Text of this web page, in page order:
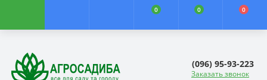
0 0 0
(096) 95-93-223
Заказать звонок